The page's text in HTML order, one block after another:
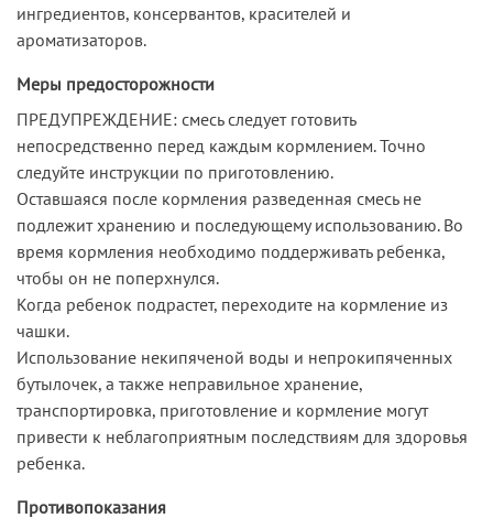
ингредиентов, консервантов, красителей и
ароматизаторов.
Меры предосторожности
ПРЕДУПРЕЖДЕНИЕ: смесь следует готовить
непосредственно перед каждым кормлением. Точно
следуйте инструкции по приготовлению.
Оставшаяся после кормления разведенная смесь не
подлежит хранению и последующему использованию. Во
время кормления необходимо поддерживать ребенка,
чтобы он не поперхнулся.
Когда ребенок подрастет, переходите на кормление из
чашки.
Использование некипяченой воды и непрокипяченных
бутылочек, а также неправильное хранение,
транспортировка, приготовление и кормление могут
привести к неблагоприятным последствиям для здоровья
ребенка.
Противопоказания